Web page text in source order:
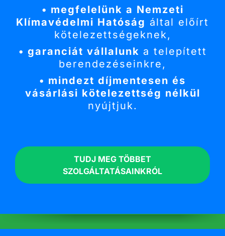
• megfelelünk a Nemzeti
Klímavédelmi Hatóság által előírt
kötelezettségeknek,
• garanciát vállalunk a telepített
berendezéseinkre,
• mindezt díjmentesen és
vásárlási kötelezettség nélkül
nyújtjuk.
TUDJ MEG TÖBBET
SZOLGÁLTATÁSAINKRÓL